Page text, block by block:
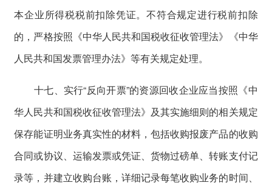
本企业所得税税前扣除凭证。不符合规定进行税前扣除
的，严格按照《中华人民共和国税收征收管理法》《中华
人民共和国发票管理办法》等有关规定处理。
十七、实行“反向开票”的资源回收企业应当按照《中
华人民共和国税收征收管理法》及其实施细则的相关规定
保存能证明业务真实性的材料，包括收购报废产品的收购
合同或协议、运输发票或凭证、货物过磅单、转账支付记
录等，并建立收购台账，详细记录每笔收购业务的时间、